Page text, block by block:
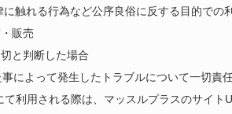
触れる行為など公序良俗に反する目的での
販売
と判断した場合
事によって発生したトラブルについて一切責
て利用される際は、マッスルプラスのサイ